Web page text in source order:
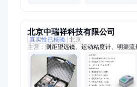
北京中瑞祥科技有限公司
真实性已核验 北京
主营： 测距望远镜、运动粘度计、明渠流
仪、测色仪、测氟仪、风速风向仪、翻转
荧光示踪仪、延伸度测定仪、纸张耐破度
道能见度仪、笔式电导率仪、温湿度测量
离子滴定仪、煤中氟测定仪、微波功率计